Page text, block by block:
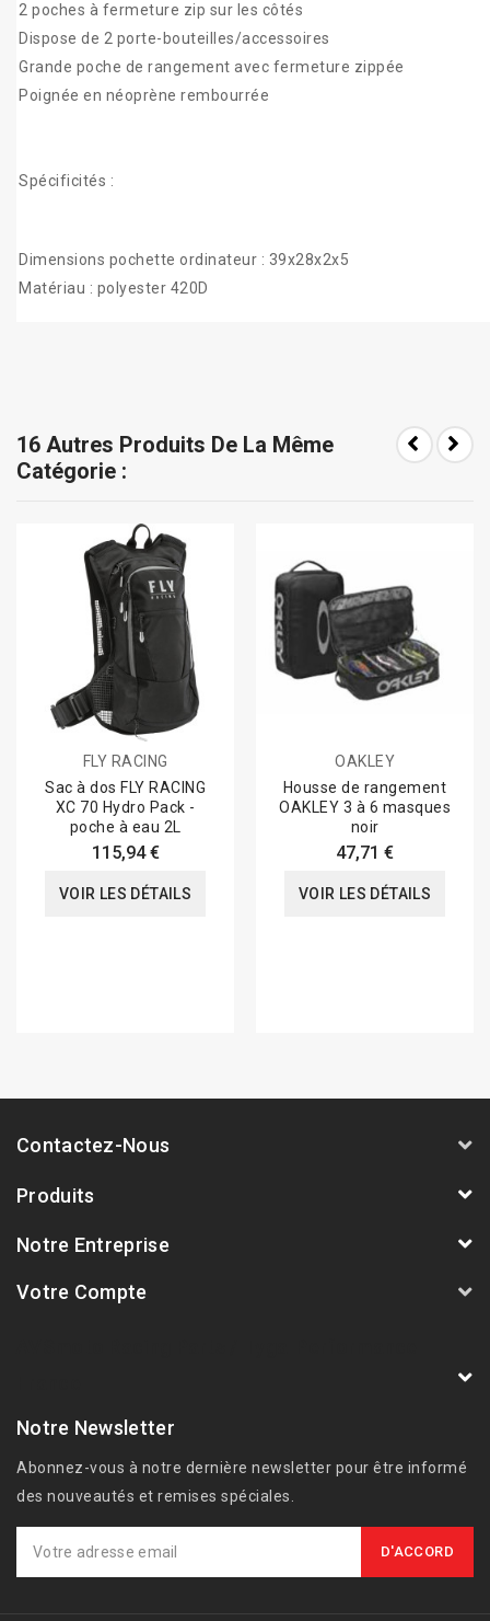
2 poches à fermeture zip sur les côtés
Dispose de 2 porte-bouteilles/accessoires
Grande poche de rangement avec fermeture zippée
Poignée en néoprène rembourrée
Spécificités :
Dimensions pochette ordinateur : 39x28x2x5
Matériau : polyester 420D
16 Autres Produits De La Même
Catégorie :
FLY RACING
Sac à dos FLY RACING
XC 70 Hydro Pack -
poche à eau 2L
115,94 €
VOIR LES DÉTAILS
OAKLEY
Housse de rangement
OAKLEY 3 à 6 masques
noir
47,71 €
VOIR LES DÉTAILS
Contactez-Nous
Produits
Notre Entreprise
Votre Compte
Notre Newsletter
Abonnez-vous à notre dernière newsletter pour être informé
des nouveautés et remises spéciales.